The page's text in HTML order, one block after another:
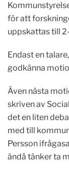
för att
uppskattas till
Endast en
godkänna
Även nästa
skriven av
det en liten
med till
Persson
ändå tänker ta